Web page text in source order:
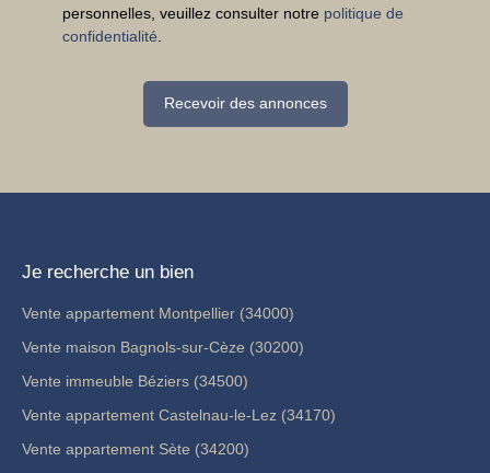
personnelles, veuillez consulter notre politique de
confidentialité
Recevoir des annonces
Je recherche un bien
Vente appartement Montpellier (34000)
Vente maison Bagnols-sur-Cèze (30200)
Vente immeuble Béziers (34500)
Vente appartement Castelnau-le-Lez (34170)
Vente appartement Sète (34200)